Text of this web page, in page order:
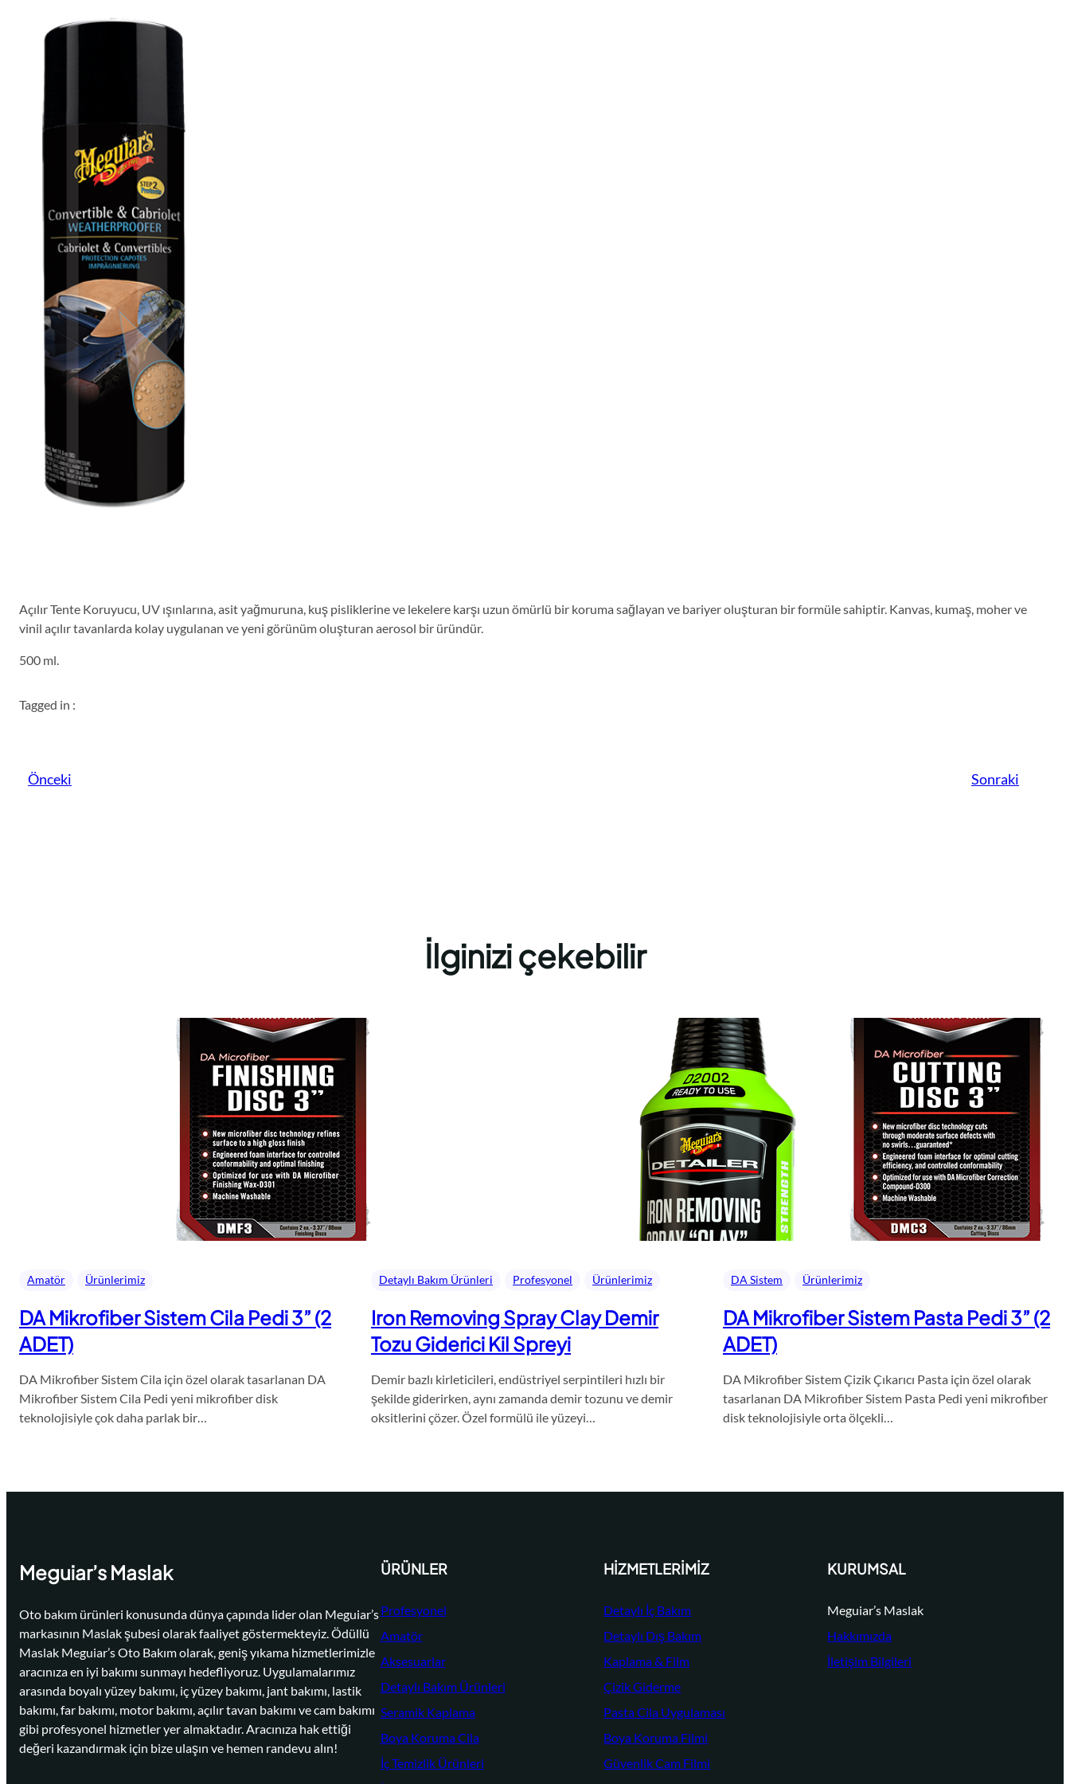
Açılır Tente Koruyucu, UV ışınlarına, asit yağmuruna, kuş pisliklerine ve lekelere karşı uzun ömürlü bir koruma sağlayan ve bariyer oluşturan bir formüle sahiptir. Kanvas, kumaş, moher ve
vinil açılır tavanlarda kolay uygulanan ve yeni görünüm oluşturan aerosol bir üründür.
500 ml.
Tagged in :
Önceki Sonraki
İlginizi çekebilir
Amatör Ürünlerimiz
DA Mikrofiber Sistem Cila Pedi 3” (2
ADET)
DA Mikrofiber Sistem Cila için özel olarak tasarlanan DA
Mikrofiber Sistem Cila Pedi yeni mikrofiber disk
teknolojisiyle çok daha parlak bir…
Detaylı Bakım Ürünleri Profesyonel Ürünlerimiz
Iron Removing Spray Clay Demir
Tozu Giderici Kil Spreyi
Demir bazlı kirleticileri, endüstriyel serpintileri hızlı bir
şekilde giderirken, aynı zamanda demir tozunu ve demir
oksitlerini çözer. Özel formülü ile yüzeyi…
DA Sistem Ürünlerimiz
DA Mikrofiber Sistem Pasta Pedi 3” (2
ADET)
DA Mikrofiber Sistem Çizik Çıkarıcı Pasta için özel olarak
tasarlanan DA Mikrofiber Sistem Pasta Pedi yeni mikrofiber
disk teknolojisiyle orta ölçekli…
Meguiar’s Maslak
Oto bakım ürünleri konusunda dünya çapında lider olan Meguiar’s
markasının Maslak şubesi olarak faaliyet göstermekteyiz. Ödüllü
Maslak Meguiar’s Oto Bakım olarak, geniş yıkama hizmetlerimizle
aracınıza en iyi bakımı sunmayı hedefliyoruz. Uygulamalarımız
arasında boyalı yüzey bakımı, iç yüzey bakımı, jant bakımı, lastik
bakımı, far bakımı, motor bakımı, açılır tavan bakımı ve cam bakımı
gibi profesyonel hizmetler yer almaktadır. Aracınıza hak ettiği
değeri kazandırmak için bize ulaşın ve hemen randevu alın!
ÜRÜNLER
Profesyonel
Amatör
Aksesuarlar
Detaylı Bakım Ürünleri
Seramik Kaplama
Boya Koruma Cila
İç Temizlik Ürünleri
HIZMETLERIMIZ
Detaylı İç Bakım
Detaylı Dış Bakım
Kaplama & Film
Çizik Giderme
Pasta Cila Uygulaması
Boya Koruma Filmi
Güvenlik Cam Filmi
KURUMSAL
Meguiar’s Maslak
Hakkımızda
İletişim Bilgileri